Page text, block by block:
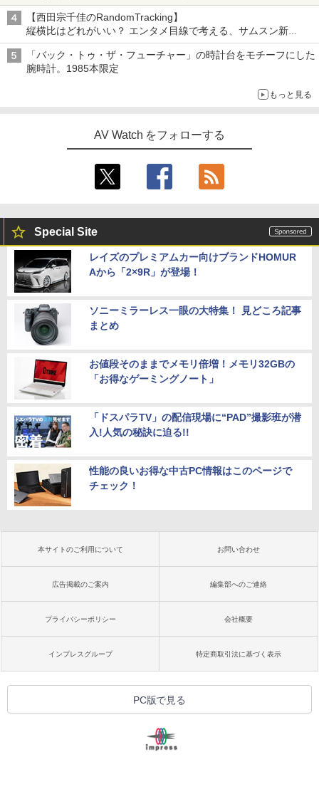
【西田宗千佳のRandomTracking】
縦横比はどれがいい？ エンタメ目線で考える、サムスン新
「Galaxy Z Fold」
「バック・トゥ・ザ・フューチャー」の時計台をモチーフにした
腕時計。1985本限定
もっと見る
AV Watch をフォローする
Special Site
レイズのプレミアムカー向けブランドHOMUR
Aから「2×9R」が登場！
ソニーミラーレス一眼の大特集！ 見どころ記事
まとめ
お値段そのままでメモリ倍増！メモリ32GBの
「お得なゲーミングノート」
「ドスパラTV」の配信現場に“PAD”撮影班が潜
入!人気の秘訣に迫る!!
性能の良いお得な中古PC情報はこのページで
チェック！
本サイトのご利用について お問い合わせ
広告掲載のご案内 編集部へのご連絡
プライバシーポリシー 会社概要
インプレスグループ 特定商取引法に基づく表示
PC版で見る